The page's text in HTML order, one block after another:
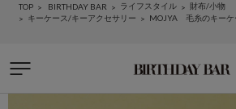
TOP BIRTHDAY BAR ライフスタイル
財布/小物
キーケース/キーアクセサリー
MOJYA 毛糸のキーケ